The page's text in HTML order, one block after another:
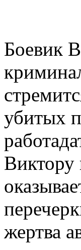
Боевик
убитых
Виктору
жертва